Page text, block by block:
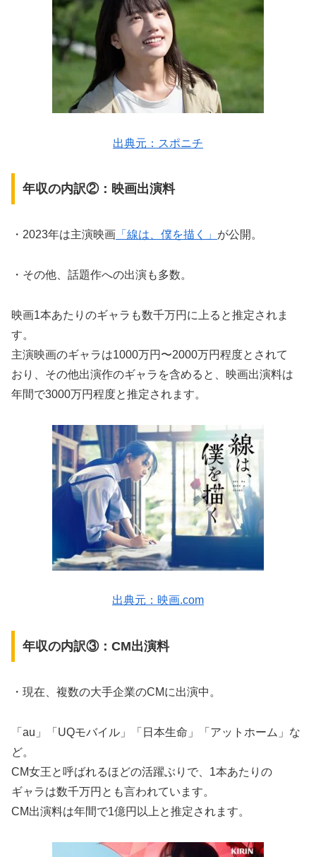
出典元：スポニチ
年収の内訳②：映画出演料
・2023年は主演映画 「線は、僕を描く」 が公開。
・その他、話題作への出演も多数。
映画1本あたりのギャラも数千万円に上ると推定されま
す。
主演映画のギャラは1000万円〜2000万円程度とされて
おり、その他出演作のギャラを含めると、映画出演料は
年間で3000万円程度と推定されます。
出典元：映画.com
年収の内訳③：CM出演料
・現在、複数の大手企業のCMに出演中。
「au」「UQモバイル」「日本生命」「アットホーム」な
ど。
CM女王と呼ばれるほどの活躍ぶりで、1本あたりの
ギャラは数千万円とも言われています。
CM出演料は年間で1億円以上と推定されます。